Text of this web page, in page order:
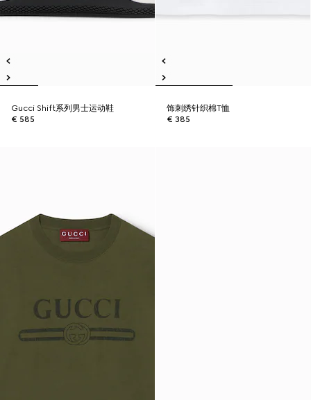
Gucci Shift系列男士运动鞋
€ 585
饰刺绣针织棉T恤
€ 385